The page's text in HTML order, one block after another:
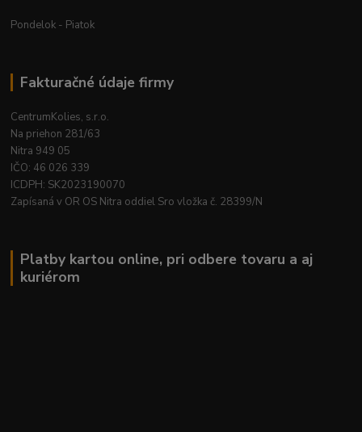
Pondelok - Piatok
Fakturačné údaje firmy
CentrumKolies, s.r.o.
Na priehon 281/63
Nitra 949 05
IČO: 46 026 339
ICDPH: SK2023190070
Zapísaná v OR OS Nitra oddiel Sro vložka č. 28399/N
Platby kartou online, pri odbere tovaru a aj
kuriérom